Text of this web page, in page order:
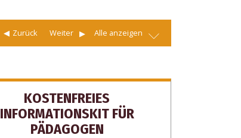
Weiter
Zurück Alle anzeigen
KOSTENFREIES
INFORMATIONSKIT FÜR
PÄDAGOGEN